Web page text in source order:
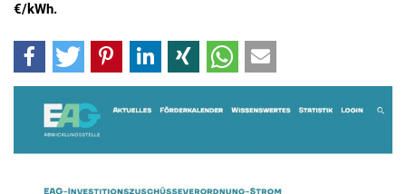
€/kWh.